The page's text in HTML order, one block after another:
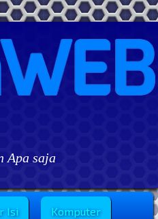
Apa saja
Isi Komputer